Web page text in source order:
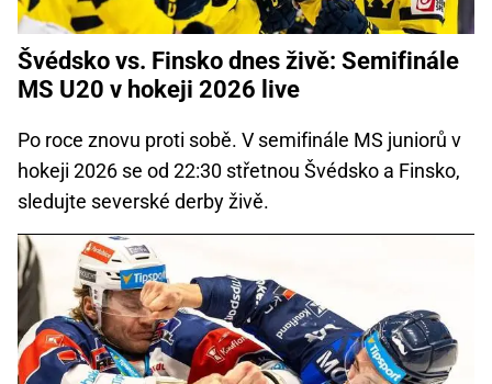
Švédsko vs. Finsko dnes živě: Semifinále
MS U20 v hokeji 2026 live
Po roce znovu proti sobě. V semifinále MS juniorů v
hokeji 2026 se od 22:30 střetnou Švédsko a Finsko,
sledujte severské derby živě.